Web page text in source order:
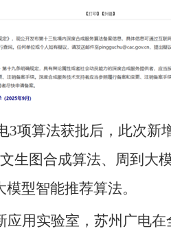
3项算法获批后，此次新
生图合成算法、周到大
型智能推荐算法。
应用实验室，苏州广电